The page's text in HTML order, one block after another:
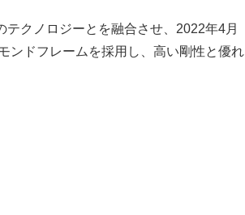
クノロジーとを融合させ、2022年4月
ンドフレームを採用し、高い剛性と優れ